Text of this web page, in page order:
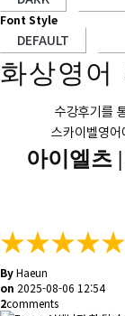
Font Style
화상영어
수강후기를
스카이벨영
아이엘츠 |
★★★★★
ByHaeun
on 2025-08-06 12:54
2comments